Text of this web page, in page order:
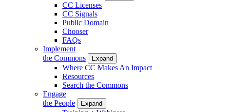
CC Licenses
CC Signals
Public Domain
Chooser
FAQs
Implement
the Commons
Expand
Where CC Makes An Impact
Resources
Search the Commons
Engage
the People
Expand